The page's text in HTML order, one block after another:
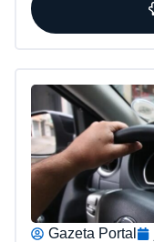
Gazeta Portal